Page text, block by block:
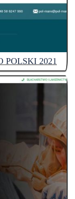
POLSKI 2021